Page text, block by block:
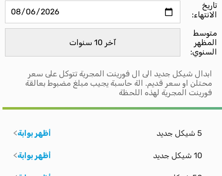
تاريخ
الانتهاء:
متوسط ​​
المظهر
السنوي:
ابدال شيكل جديد الى ال فورينت المجرية تتوكل على سعر
محتلن او سعر قديم. الة حاسبة يجيب مبلغ مضبوط بعالقة
فورينت المجرية لهذه اللحظة
5 شيكل جديد أظهر بوابة
10 شيكل جديد أظهر بوابة